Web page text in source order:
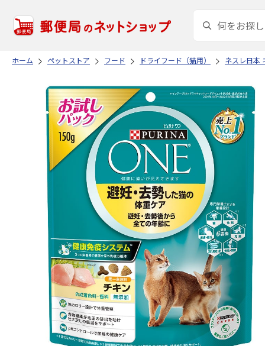
ホーム ペットストア フード ドライフード（猫用） ネスレ日本